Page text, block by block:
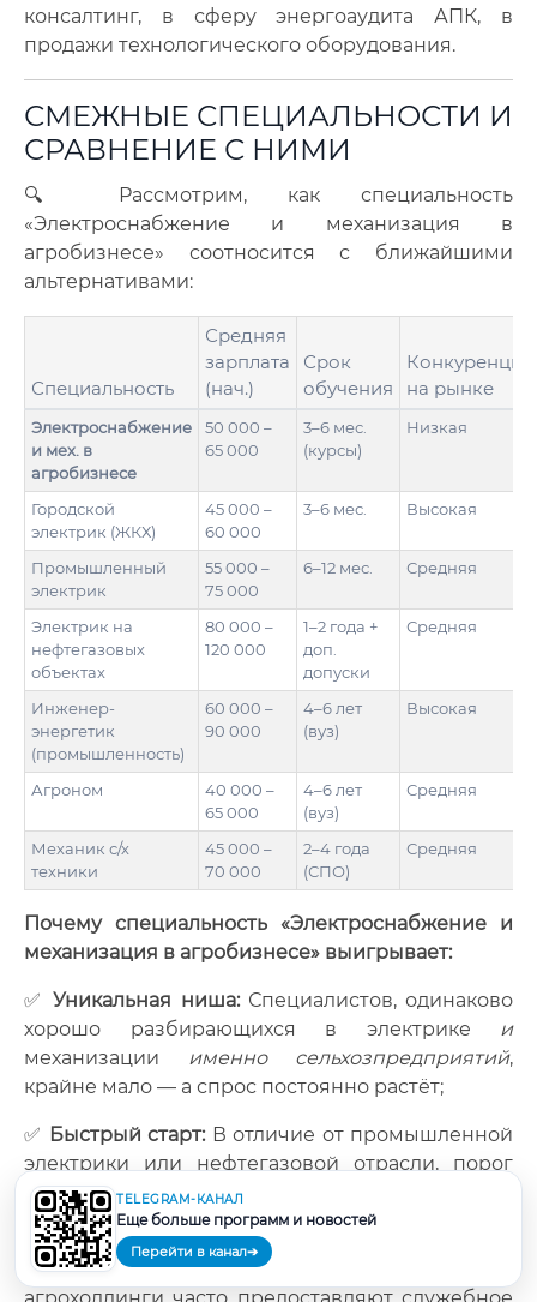
консалтинг, в сферу энергоаудита АПК, в
продажи технологического оборудования.
СМЕЖНЫЕ СПЕЦИАЛЬНОСТИ И
СРАВНЕНИЕ С НИМИ
🔍 Рассмотрим, как специальность
«Электроснабжение и механизация в
агробизнесе» соотносится с ближайшими
альтернативами:
Специальность
Средняя
зарплата
(нач.)
Срок
обучения
Конкуренция
на рынке
Электроснабжение
и мех. в
агробизнесе
50 000 –
65 000
3–6 мес.
(курсы)
Низкая
Городской
электрик (ЖКХ)
45 000 –
60 000
3–6 мес. Высокая
Промышленный
электрик
55 000 –
75 000
6–12 мес. Средняя
Электрик на
нефтегазовых
объектах
80 000 –
120 000
1–2 года +
доп.
допуски
Средняя
Инженер-
энергетик
(промышленность)
60 000 –
90 000
4–6 лет
(вуз)
Высокая
Агроном
40 000 –
65 000
4–6 лет
(вуз)
Средняя
Механик с/х
техники
45 000 –
70 000
2–4 года
(СПО)
Средняя
Почему специальность «Электроснабжение и
механизация в агробизнесе» выигрывает:
✅Уникальная ниша:Специалистов, одинаково
хорошо разбирающихся в электрике и
механизации именно сельхозпредприятий,
крайне мало — а спрос постоянно растёт;
✅ Быстрый старт:В отличие от промышленной
электрики или нефтегазовой отрасли, порог
входа ниже, а первое трудоустройство
происходит быстрее;
✅Жильё и социальный пакет:
TELEGRAM-КАНАЛ
Еще больше программ и новостей
Перейти в канал➔